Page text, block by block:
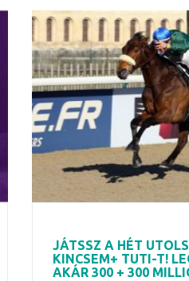
JÁTSSZ A HÉT
KINCSEM+ TUTI-T!
AKÁR 300 + 300